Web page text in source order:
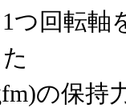
つ回転
の保持